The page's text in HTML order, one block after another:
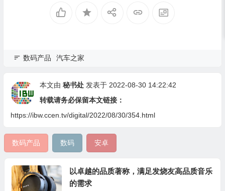
数码产品 汽车之家
本文由 秘书处发表于 2022-08-30 14:22:42
转载请务必保留本文链接：
https://ibw.ccen.tv/digital/2022/08/30/354.html
数码产品 数码 安卓
以卓越的品质著称，满足发烧友高品质音乐
的需求